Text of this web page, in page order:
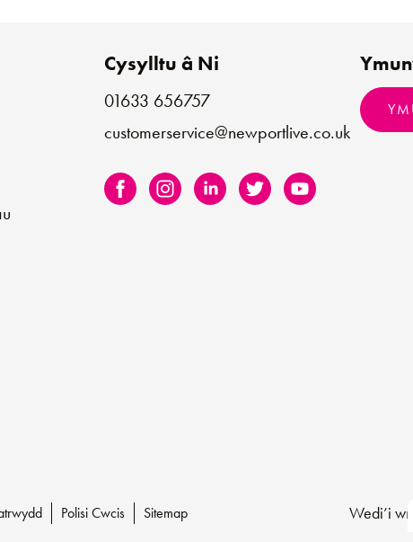
Cysylltu â Ni
01633 656757
customerservice@newportlive.co.uk
Polisi Cwcis Sitemap Wedi’i